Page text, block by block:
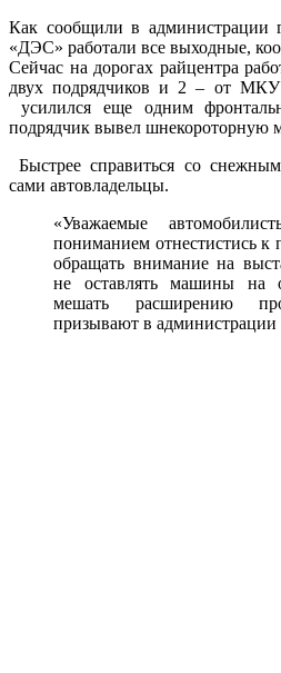
Как сообщили в администрации
«ДЭС» работали все выходные,
Сейчас на дорогах райцентра
двух подрядчиков и 2 – от
усилился еще одним
подрядчик вывел шнекороторную
Быстрее справиться со
сами автовладельцы.
«Уважаемые
пониманием отнестистись к
обращать внимание на
не оставлять машины на
мешать расширению
призывают в